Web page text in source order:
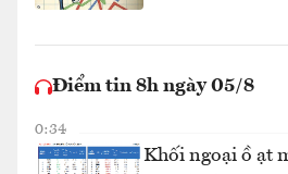
Điểm tin 8h ngày 05/8
0:34
Khối ngoại ồ ạt